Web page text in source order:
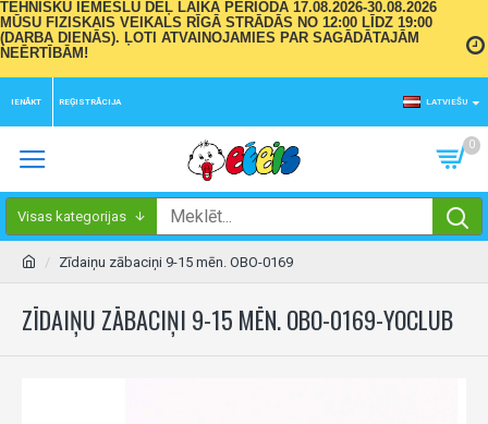
TEHNISKU IEMESLU DĒĻ LAIKA PERIODĀ 17.08.2026-30.08.2026
MŪSU FIZISKAIS VEIKALS RĪGĀ STRĀDĀS NO 12:00 LĪDZ 19:00
(DARBA DIENĀS). ĻOTI ATVAINOJAMIES PAR SAGĀDĀTAJĀM
NEĒRTĪBĀM!
IENĀKT REĢISTRĀCIJA LATVIEŠU
0
Visas kategorijas
Zīdaiņu zābaciņi 9-15 mēn. OBO-0169
ZĪDAIŅU ZĀBACIŅI 9-15 MĒN. OBO-0169-YOCLUB